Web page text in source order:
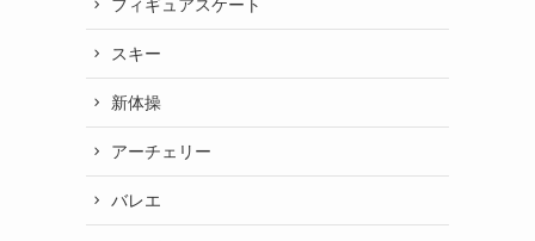
フィギュアスケート
スキー
新体操
アーチェリー
バレエ